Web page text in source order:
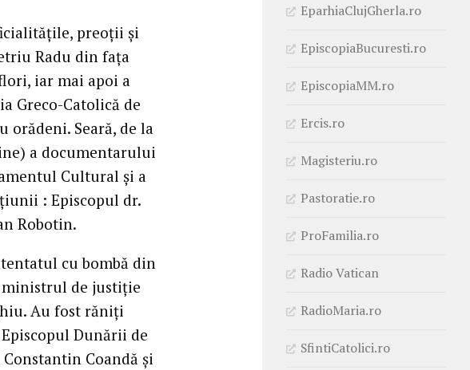
preoții și
Radu din fața
iar mai apoi a
Greco-Catolică de
orădeni. Seară, de la
a documentarului
Cultural și a
: Episcopul dr.
Robotin.
cu bombă din
de justiție
Au fost răniți
Dunării de
Coandă și
EparhiaClujGherla.ro
EpiscopiaBucuresti.ro
EpiscopiaMM.ro
Ercis.ro
Magisteriu.ro
Pastoratie.ro
ProFamilia.ro
Radio Vatican
RadioMaria.ro
SfintiCatolici.ro